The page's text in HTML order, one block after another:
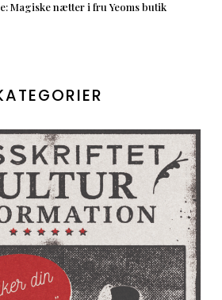
Magiske nætter i fru Yeoms butik